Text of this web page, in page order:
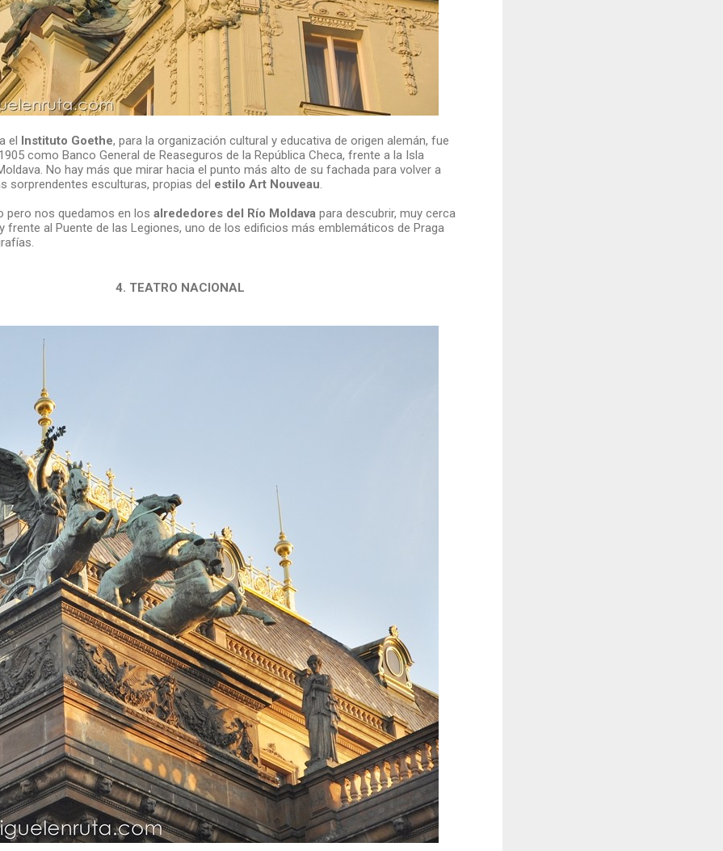
el Instituto Goethe, para la organización cultural y educativa de origen alemán, fue
como Banco General de Reaseguros de la República Checa, frente a la Isla
No hay más que mirar hacia el punto más alto de su fachada para volver a
sorprendentes esculturas, propias del estilo Art Nouveau.
pero nos quedamos en los alrededores del Río Moldavapara descubrir, muy cerca
frente al Puente de las Legiones, uno de los edificios más emblemáticos de Praga
4. TEATRO NACIONAL